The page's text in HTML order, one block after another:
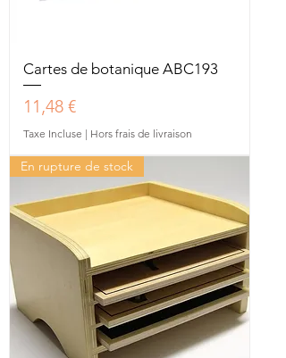
Cartes de botanique ABC193
Prix
11,48 €
Taxe Incluse | Hors frais de livraison
En rupture de stock